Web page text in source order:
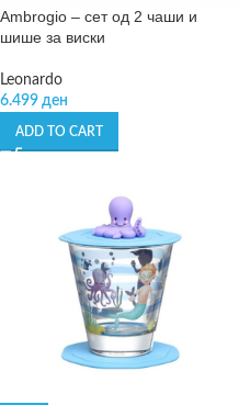
Ambrogio – сет од 2 чаши и
шише за виски
Leonardo
6.499 ден
ADD TO CART